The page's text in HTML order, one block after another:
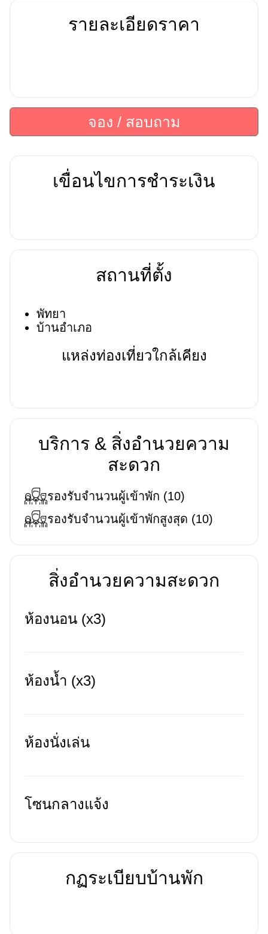
รายละเอียดราคา
จอง / สอบถาม
เขื่อนไขการชำระเงิน
สถานที่ตั้ง
พัทยา
บ้านอำเภอ
แหล่งท่องเที่ยวใกล้เคียง
บริการ & สิ่งอำนวยความ
สะดวก
รองรับจำนวนผู้เข้าพัก (10)
รองรับจำนวนผู้เข้าพักสูงสุด (10)
สิ่งอำนวยความสะดวก
ห้องนอน (x3)
ห้องน้ำ (x3)
ห้องนั่งเล่น
โซนกลางแจ้ง
กฏระเบียบบ้านพัก